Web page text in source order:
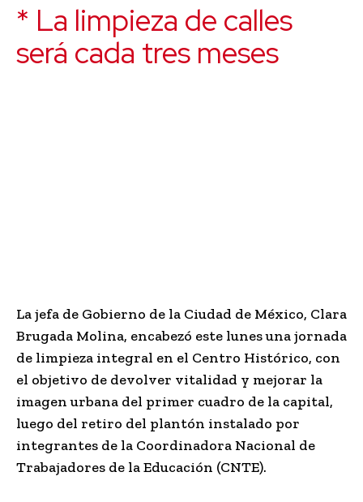
* La limpieza de calles
será cada tres meses
La jefa de Gobierno de la Ciudad de México, Clara
Brugada Molina, encabezó este lunes una jornada
de limpieza integral en el Centro Histórico, con
el objetivo de devolver vitalidad y mejorar la
imagen urbana del primer cuadro de la capital,
luego del retiro del plantón instalado por
integrantes de la Coordinadora Nacional de
Trabajadores de la Educación (CNTE).